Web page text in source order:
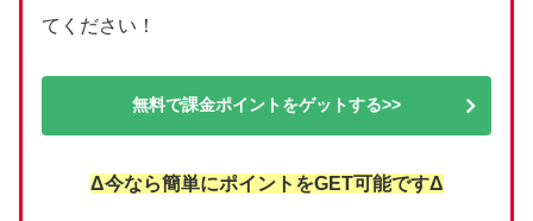
てください！
無料で課金ポイントをゲットする>>
Δ今なら簡単にポイントをGET可能ですΔ